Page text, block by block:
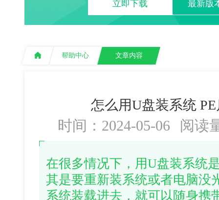
立即下载 最新版
帮助中心 文章内容
怎么用U盘装系统
时间：2024-05-06 阅读
在很多情况下，用U盘装系统
其是要重新装系统或者电脑没
系统装载进去，就可以随身携